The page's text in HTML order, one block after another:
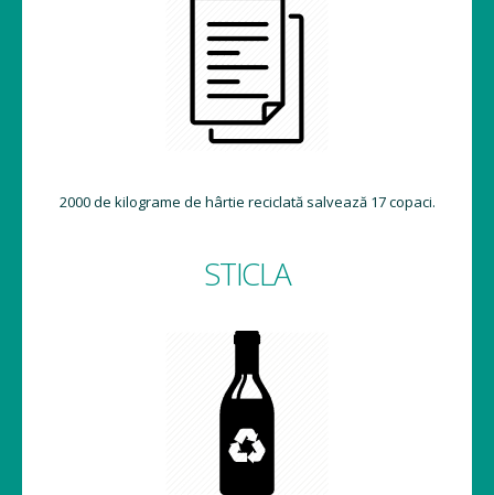
2000 de kilograme de hârtie reciclată salvează 17 copaci.
STICLA